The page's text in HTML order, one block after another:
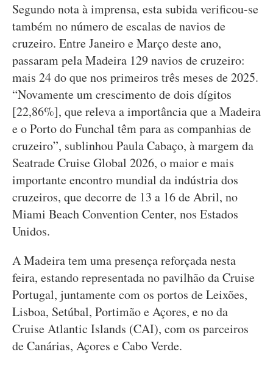
Segundo nota à imprensa, esta subida verificou-se
também no número de escalas de navios de
cruzeiro. Entre Janeiro e Março deste ano,
passaram pela Madeira 129 navios de cruzeiro:
mais 24 do que nos primeiros três meses de 2025.
“Novamente um crescimento de dois dígitos
[22,86%], que releva a importância que a Madeira
e o Porto do Funchal têm para as companhias de
cruzeiro”, sublinhou Paula Cabaço, à margem da
Seatrade Cruise Global 2026, o maior e mais
importante encontro mundial da indústria dos
cruzeiros, que decorre de 13 a 16 de Abril, no
Miami Beach Convention Center, nos Estados
Unidos.
A Madeira tem uma presença reforçada nesta
feira, estando representada no pavilhão da Cruise
Portugal, juntamente com os portos de Leixões,
Lisboa, Setúbal, Portimão e Açores, e no da
Cruise Atlantic Islands (CAI), com os parceiros
de Canárias, Açores e Cabo Verde.